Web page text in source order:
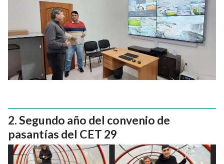
Segundo año del convenio de
pasantías del CET 29